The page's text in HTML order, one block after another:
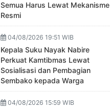
Semua Harus Lewat Mekanisme
Resmi
04/08/2026 19:51 WIB
Kepala Suku Nayak Nabire
Perkuat Kamtibmas Lewat
Sosialisasi dan Pembagian
Sembako kepada Warga
04/08/2026 15:59 WIB